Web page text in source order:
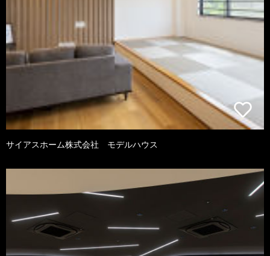
サイアスホーム株式会社 モデルハウス